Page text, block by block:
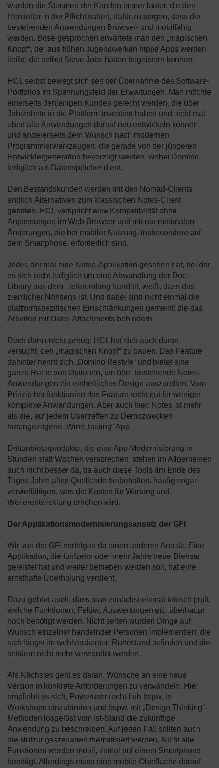
wurden die Stimmen der Kunden immer lauter, die den
Hersteller in der Pflicht sahen, dafür zu sorgen, dass die
bestehenden Anwendungen Browser- und mobilfähig
werden. Böse gesprochen erwartete man den „magischen
Knopf“, der aus frühen Jugendwerken hippe Apps werden
ließe, die selbst Steve Jobs hätten begeistern können.
HCL selbst bewegt sich seit der Übernahme des Software-
Portfolios im Spannungsfeld der Erwartungen. Man möchte
einerseits denjenigen Kunden gerecht werden, die über
Jahrzehnte in die Plattform investiert haben und nicht mal
eben alle Anwendungen darauf neu entwickeln können
und andererseits dem Wunsch nach modernen
Programmierwerkzeugen, die gerade von der jüngeren
Entwicklergeneration bevorzugt werden, wobei Domino
lediglich als Datenspeicher dient.
Den Bestandskunden werden mit den Nomad-Clients
endlich Alternativen zum klassischen Notes-Client
geboten. HCL verspricht eine Kompatibilität ohne
Anpassungen im Web-Browser und mit nur minimalen
Änderungen, die bei mobiler Nutzung, insbesondere auf
dem Smartphone, erforderlich sind.
Jeder, der mal eine Notes-Applikation gesehen hat, bei der
es sich nicht lediglich um eine Abwandlung der Doc-
Library aus dem Lieferumfang handelt, weiß, dass das
ziemlicher Nonsens ist. Und dabei sind nicht einmal die
plattformspezifischen Einschränkungen gemeint, die das
Arbeiten mit Datei-Attachments behindern.
Doch damit nicht genug: HCL hat sich auch daran
versucht, den „magischen Knopf“ zu bauen. Das Feature
dahinter nennt sich „Domino Restyle“ und bietet eine
ganze Reihe von Optionen, um über bestehende Notes-
Anwendungen ein einheitliches Design auszurollen. Vom
Prinzip her funktioniert das Feature recht gut für weniger
komplexe Anwendungen. Aber auch hier: Notes ist mehr
als die, auf jedem Usertreffen zu Demozwecken
herangezogene „Wine Tasting“ App.
Drittanbieterprodukte, die eine App-Modernisierung in
Stunden statt Wochen versprechen, stehen im Allgemeinen
auch nicht besser da, da auch diese Tools am Ende des
Tages Jahre alten Quellcode beibehalten, häufig sogar
vervielfältigen, was die Kosten für Wartung und
Weiterentwicklung erhöhen wird.
Der Applikationsmodernisierungsansatz der GFI
Wir von der GFI verfolgen da einen anderen Ansatz. Eine
Applikation, die fünfzehn oder mehr Jahre treue Dienste
geleistet hat und weiter betrieben werden soll, hat eine
ernsthafte Überholung verdient.
Dazu gehört auch, dass man zunächst einmal kritisch prüft,
welche Funktionen, Felder, Auswertungen etc. überhaupt
noch benötigt werden. Nicht selten wurden Dinge auf
Wunsch einzelner handelnder Personen implementiert, die
sich längst im wohlverdienten Ruhestand befinden und die
seitdem nicht mehr verwendet werden.
Als Nächstes geht es daran, Wünsche an eine neue
Version in konkrete Anforderungen zu verwandeln. Hier
empfiehlt es sich, Poweruser recht früh bspw. in
Workshops einzubinden und bspw. mit „Design Thinking“-
Methoden losgelöst vom Ist-Stand die zukünftige
Anwendung zu beschreiben. Auf jeden Fall sollten auch
die Nutzungsszenarien thematisiert werden. Nicht alle
Funktionen werden mobil, zumal auf einem Smartphone
benötigt. Allerdings muss eine mobile Oberfläche darauf